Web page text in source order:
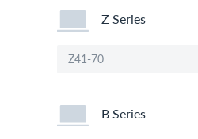
Z Series
Z41-70
B Series